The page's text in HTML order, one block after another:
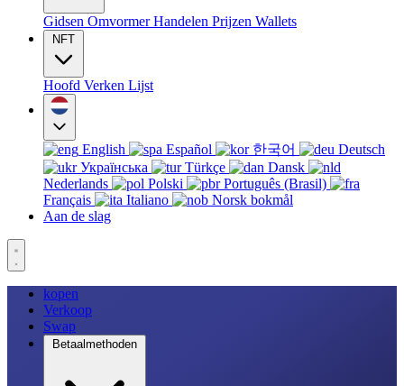
Gidsen OmvormerHandelen Prijzen Wallets
NFT
Hoofd Verken Lijst
English Español 한국어
Deutsch
Українська
Türkçe
Dansk
Nederlands
Polski
Português (Brasil)
Français
Italiano
Norsk bokmål
Aan de slag
kopen
Verkoop
Swap
Betaalmethoden